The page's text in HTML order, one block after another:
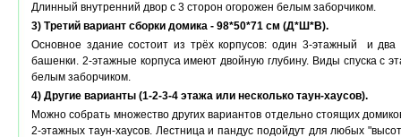
Длинный внутренний двор с 3 сторон огорожен белым заборчиком.
3) Третий вариант сборки домика - 98*50*71 см (Д*Ш*В).
Основное здание состоит из трёх корпусов: один 3-этажный и
башенки. 2-этажные корпуса имеют двойную глубину. Виды спуска с
белым заборчиком.
4) Другие варианты (1-2-3-4 этажа или несколько таун-хаусов).
Можно собрать множество других вариантов отдельно стоящих
2-этажных таун-хаусов. Лестница и пандус подойдут для любых